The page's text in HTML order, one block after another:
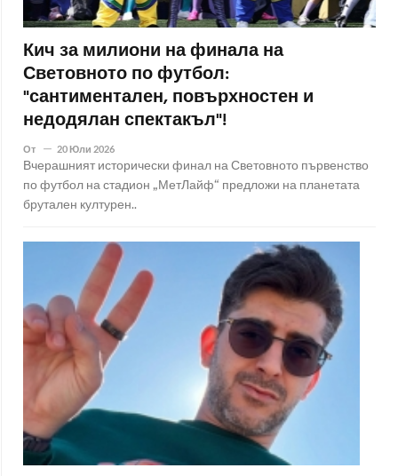
Кич за милиони на финала на
Световното по футбол:
"сантиментален, повърхностен и
недодялан спектакъл"!
От 20 Юли 2026
Вчерашният исторически финал на Световното първенство
по футбол на стадион „МетЛайф“ предложи на планетата
брутален културен..